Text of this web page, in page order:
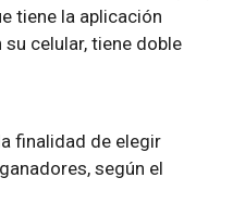
tiene la aplicación
celular, tiene doble
finalidad de elegir
según el